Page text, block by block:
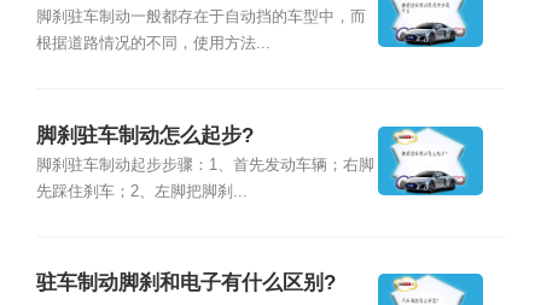
脚刹驻车制动一般都存在于自动挡的车型中，而
根据道路情况的不同，使用方法...
脚刹驻车制动怎么起步?
脚刹驻车制动起步步骤：1、首先发动车辆；右脚
先踩住刹车；2、左脚把脚刹...
驻车制动脚刹和电子有什么区别?